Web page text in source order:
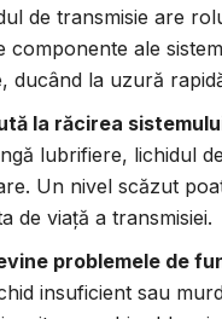
de transmisie are
componente ale
ducând la uzură
la răcirea
lubrifiere, lichidul
Un nivel scăzut
de viață a transmisiei.
problemele de
insuficient sau